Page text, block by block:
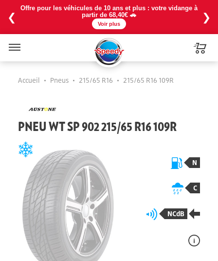
❮
Offre pour les véhicules de 10 ans et plus : votre vidange à
partir de 68,40€ 🚗
Voir plus
❯
Accueil • Pneus • 215/65 R16 • 215/65 R16 109R
PNEU WT SP 902 215/65 R16 109R
N
C
NCdB